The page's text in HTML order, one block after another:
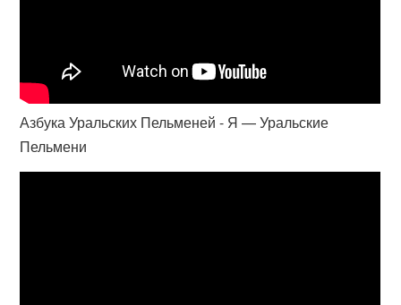
Азбука Уральских Пельменей - Я — Уральские
Пельмени